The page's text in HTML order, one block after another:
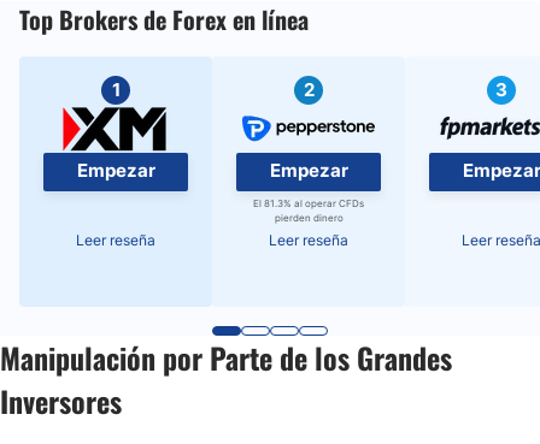
Top Brokers de Forex en línea
1
Empezar
Leer reseña
2
Empezar
El 81.3% al operar CFDs
pierden dinero
Leer reseña
3
Empezar
Leer reseña
Manipulación por Parte de los Grandes
Inversores